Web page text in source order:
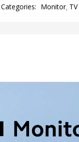
Categories: Monitor TV